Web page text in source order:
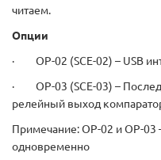
читаем.
Опции
· OP-02 (SCE-02) – USB
· OP-03 (SCE-03) –
релейный выход
Примечание: OP-02 и OP-03
одновременно